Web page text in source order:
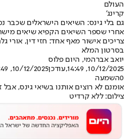
העולם
קרינג'
גם בלי גינס: השיאים הישראלים שכבר
אחרי שספר השיאים הקפיא שיאים
צריכים אישור מאף אחד: חזי דין, אורי
בסרטון המלא
יואב אברהמי, היום פלוס
10/12/2025, 14:49
,עודכן10/12/2025, 14:49
0השמעה
אומנם לא רוצים אותנו בשיאי גינס,
צילום: ללא קרדיט